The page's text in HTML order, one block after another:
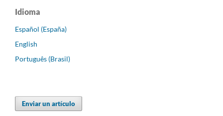
Idioma
Español (España)
English
Português (Brasil)
Enviar un artículo